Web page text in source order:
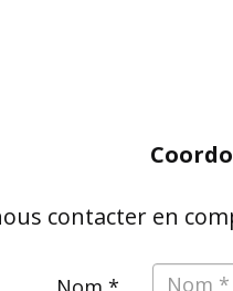
contacter en